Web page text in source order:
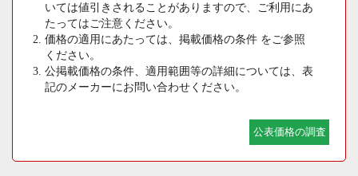
いては値引きされることがありますので、ご利用にあ
たってはご注意ください。
価格の適用にあたっては、掲載価格の条件 をご参照
ください。
公掲載価格の条件、適用範囲等の詳細については、表
記のメーカーにお問い合わせください。
公表価格の調査